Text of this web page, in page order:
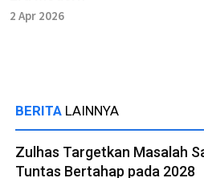
2 Apr 2026
BERITA LAINNYA
Zulhas Targetkan Masalah
Tuntas Bertahap pada 2028